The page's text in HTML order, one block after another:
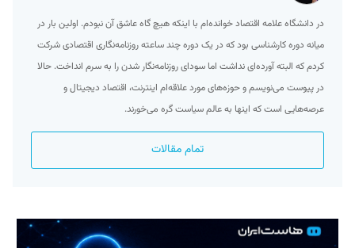
در دانشگاه علامه اقتصاد خوانده‌ام با اینکه هیچ گاه عاشق آن نبودم. اولین بار در
میانه دوره کارشناسی بود که در یک دوره چند ساعته روزنامه‌نگاری اقتصادی شرکت
کردم که البته آورده‌ای نداشت اما سودای روزنامه‌نگار شدن را به سرم انداخت. حالا
در پیوست می‌نویسم و حوزه‌‌های مورد علاقه‌ام اینترنت، اقتصاد دیجیتال و
عرصه‌هایی است که اینها به عالم سیاست گره می‌خورند.
تمام مقالات